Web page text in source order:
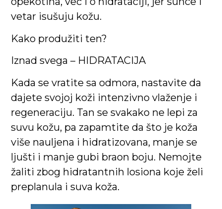
vetar isušuju kožu.
Kako produžiti ten?
Iznad svega – HIDRATACIJA
Kada se vratite sa odmora, nastavite da
dajete svojoj koži intenzivno vlaženje i
regeneraciju. Tan se svakako ne lepi za
suvu kožu, pa zapamtite da što je koža
više nauljena i hidratizovana, manje se
ljušti i manje gubi braon boju. Nemojte
žaliti zbog hidratantnih losiona koje želi
preplanula i suva koža.